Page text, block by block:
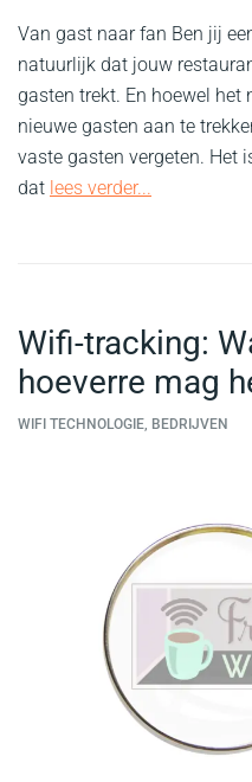
Van gast naar fan Ben jij
natuurlijk dat jouw
gasten trekt. En hoewel
nieuwe gasten aan te
vaste gasten vergeten. Het
dat lees verder...
Wifi-tracking:
hoeverre mag
WIFI TECHNOLOGIE, BEDRIJVEN